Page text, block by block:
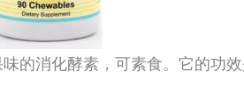
的消化酵素，可素食。它的功